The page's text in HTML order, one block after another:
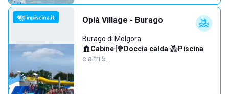
Oplà Village - Burago
Burago di Molgora
Cabine· Doccia calda· Piscina·
e altri 5…